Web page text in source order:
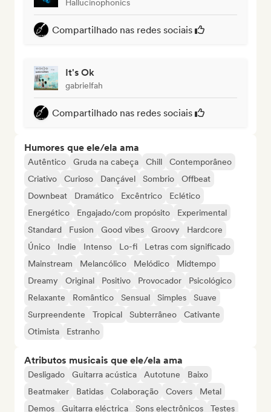
Hallucinophonics
Compartilhado nas redes sociais
It's Ok
gabrielfah
Compartilhado nas redes sociais
Humores que ele/ela ama
Autêntico Gruda na cabeça Chill
Contemporâneo
Criativo
Curioso Dançável Sombrio
Offbeat
Downbeat
Dramático Excêntrico
Eclético
Energético
Engajado/com propósito
Experimental
Standard
Fusion Good vibes Groovy
Hardcore
Único
Indie Intenso Lo-fi
Letras com significado
Mainstream
Melancólico Melódico
Midtempo
Dreamy
Original Positivo Provocador
Psicológico
Relaxante
Romântico Sensual Simples
Suave
Surpreendente
Tropical Subterrâneo
Cativante
Otimista
Estranho
Atributos musicais que ele/ela ama
Desligado Guitarra acústica Autotune
Baixo
Beatmaker
Batidas Colaboração Covers
Metal
Demos
Guitarra eléctrica Sons electrônicos Testes